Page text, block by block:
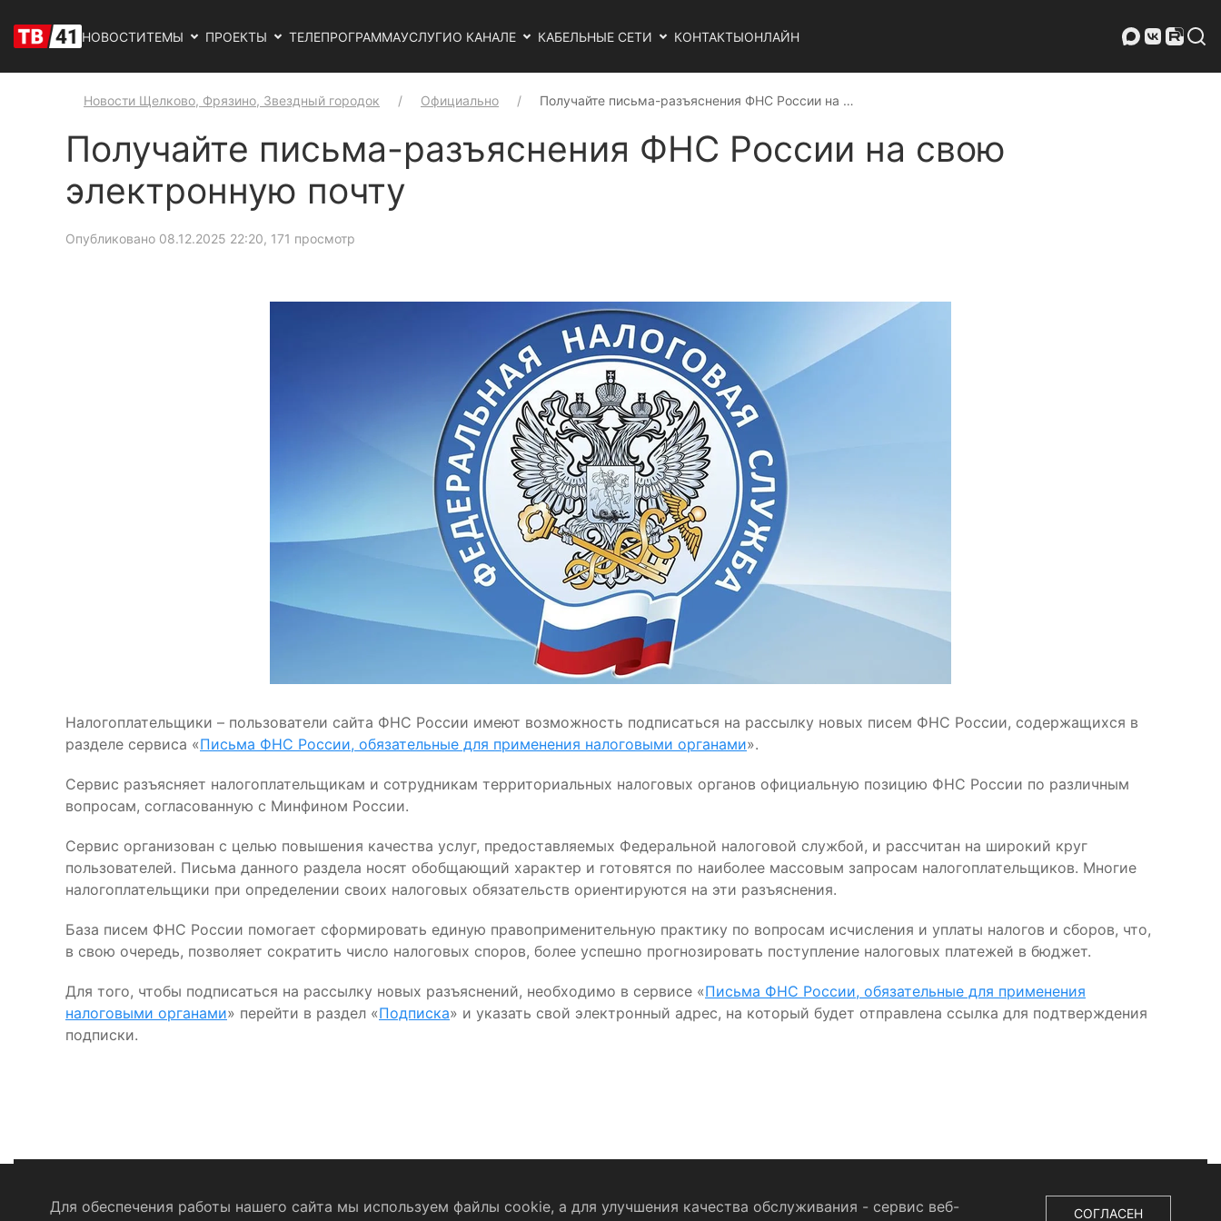
НОВОСТИТЕМЫ ПРОЕКТЫ ТЕЛЕПРОГРАММАУСЛУГИО КАНАЛЕ КАБЕЛЬНЫЕ СЕТИ КОНТАКТЫОНЛАЙН
Новости Щелково, Фрязино, Звездный городок Официально Получайте письма-разъяснения ФНС России на …
Получайте письма-разъяснения ФНС России на свою
электронную почту
Опубликовано 08.12.2025 22:20, 171 просмотр
Налогоплательщики – пользователи сайта ФНС России имеют возможность подписаться на рассылку новых писем ФНС России, содержащихся в
разделе сервиса «Письма ФНС России, обязательные для применения налоговыми органами».
Сервис разъясняет налогоплательщикам и сотрудникам территориальных налоговых органов официальную позицию ФНС России по различным
вопросам, согласованную с Минфином России.
Сервис организован с целью повышения качества услуг, предоставляемых Федеральной налоговой службой, и рассчитан на широкий круг
пользователей. Письма данного раздела носят обобщающий характер и готовятся по наиболее массовым запросам налогоплательщиков. Многие
налогоплательщики при определении своих налоговых обязательств ориентируются на эти разъяснения.
База писем ФНС России помогает сформировать единую правоприменительную практику по вопросам исчисления и уплаты налогов и сборов, что,
в свою очередь, позволяет сократить число налоговых споров, более успешно прогнозировать поступление налоговых платежей в бюджет.
Для того, чтобы подписаться на рассылку новых разъяснений, необходимо в сервисе «Письма ФНС России, обязательные для применения
налоговыми органами» перейти в раздел «Подписка» и указать свой электронный адрес, на который будет отправлена ссылка для подтверждения
подписки.
Для обеспечения работы нашего сайта мы используем файлы cookie, а для улучшения качества обслуживания - сервис веб-
СОГЛАСЕН